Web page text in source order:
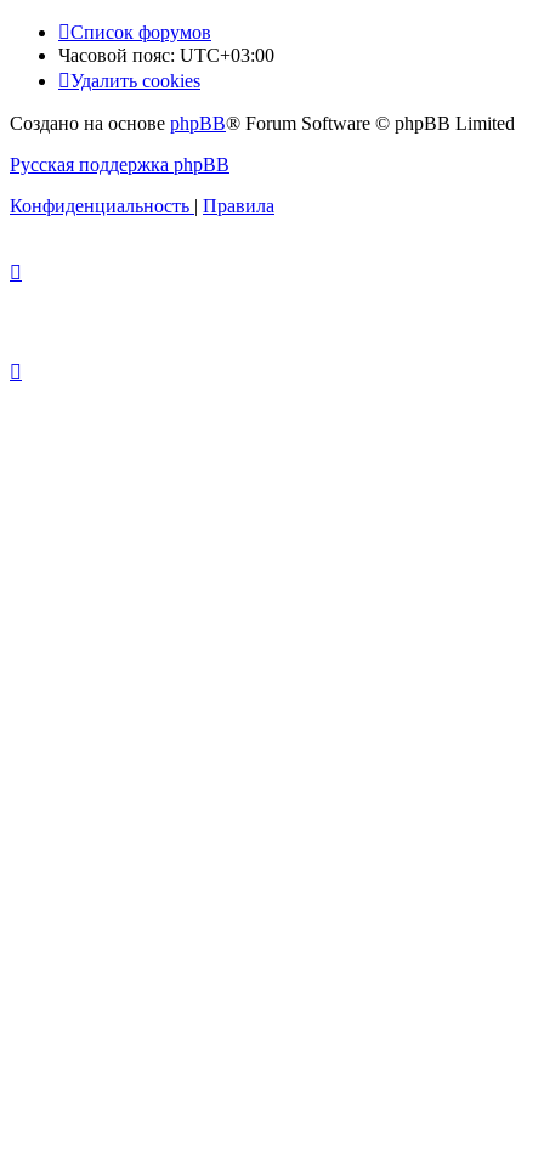
Список форумов
Часовой пояс: UTC+03:00
Удалить cookies
Создано на основе phpBB® Forum Software © phpBB Limited
Русская поддержка phpBB
Конфиденциальность | Правила